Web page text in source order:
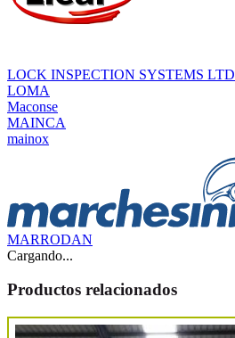
LOCK INSPECTION SYSTEMS LTD
LOMA
Maconse
MAINCA
mainox
MARRODAN
Cargando...
Productos relacionados